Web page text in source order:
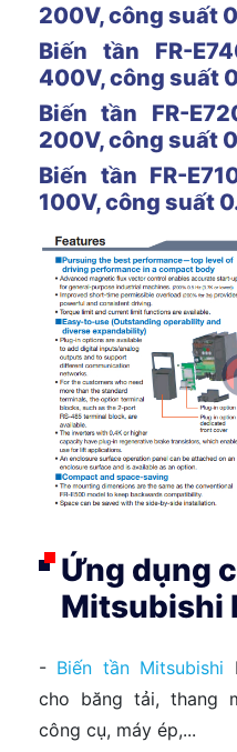
200V, công suất
Biến tần FR-
400V, công suất
Biến tần FR-
200V, công suất
Biến tần FR-
100V, công suất
Ứng dụng
Mitsubishi
- Biến tần Mitsubishi
cho băng tải, thang
công cụ, máy ép,...